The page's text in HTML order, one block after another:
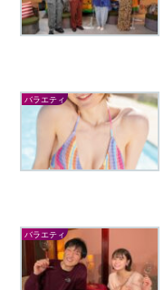
バラエティ
バラエティ